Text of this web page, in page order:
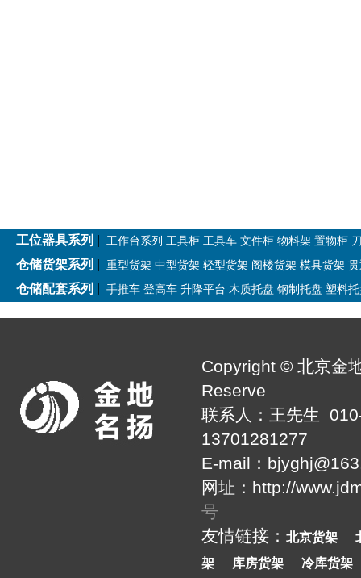
工位器具系列 工作台系列 工具柜 工具车 文件柜 物料架 置物柜
仓储货架系列 重型货架 中型货架 轻型货架 阁楼货架 模具货架
仓储配套系列 手推车 登高车 升降平台 木质托盘 钢制托盘 塑料
Copyright © 北京金
Reserve
联系人：王先生
13701281277
E-mail：
网址：http://
号
友情链接： 北京货架
架
库房货架 冷库货架